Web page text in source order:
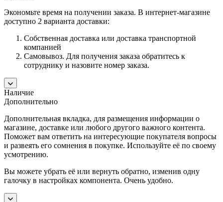
Экономьте время на получении заказа. В интернет-магазине
доступно 2 варианта доставки:
Собственная доставка или доставка транспортной
компанией
Самовывоз. Для получения заказа обратитесь к
сотруднику и назовите номер заказа.
Наличие
Дополнительно
Дополнительная вкладка, для размещения информации о
магазине, доставке или любого другого важного контента.
Поможет вам ответить на интересующие покупателя вопросы
и развеять его сомнения в покупке. Используйте её по своему
усмотрению.
Вы можете убрать её или вернуть обратно, изменив одну
галочку в настройках компонента. Очень удобно.